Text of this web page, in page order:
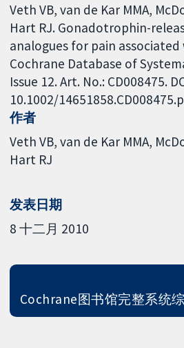
Veth VB, van de Kar MMA,
Hart RJ. Gonadotrophin-
analogues for pain
Cochrane Database of
Issue 12. Art. No.: CD008475.
10.1002/
作者
Veth VB van de Kar MMA
Hart RJ
发表日期
8 十二月 2010
Cochrane图书馆完整系统